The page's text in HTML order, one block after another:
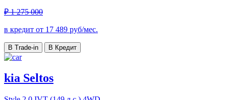
₽ 1 275 000
в кредит от 17 489 руб/мес.
В Trade-in В Кредит
kia Seltos